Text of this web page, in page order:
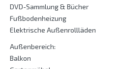
DVD-Sammlung & Bücher
Fußbodenheizung
Elektrische Außenrollläden
Außenbereich:
Balkon